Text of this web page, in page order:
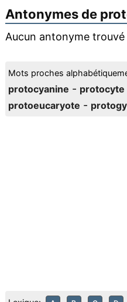
Antonymes de
Aucun antonyme
Mots proches
protocyanine - protocyte
protoeucaryote -